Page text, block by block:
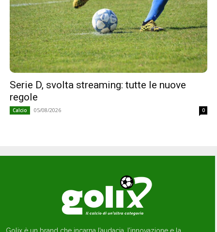
Serie D, svolta streaming: tutte le nuove
regole
Calcio 05/08/2026 0